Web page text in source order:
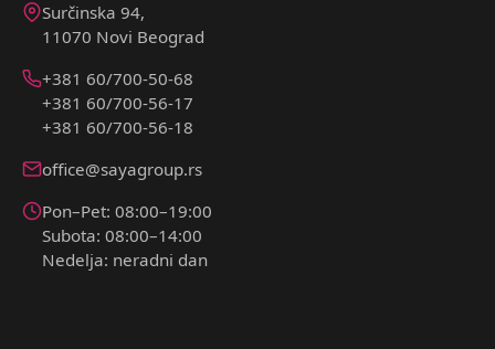
Surčinska 94,
11070 Novi Beograd
+381 60/700-50-68
+381 60/700-56-17
+381 60/700-56-18
office@sayagroup.rs
Pon–Pet: 08:00–19:00
Subota: 08:00–14:00
Nedelja: neradni dan